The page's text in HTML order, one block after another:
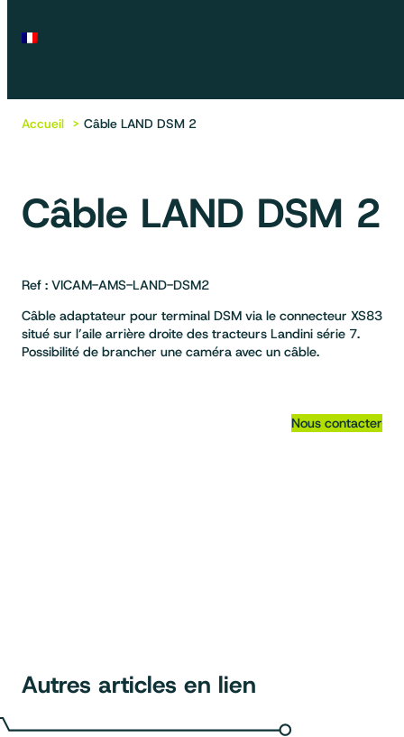
Accueil Câble LAND DSM 2
Câble LAND DSM 2
Ref : VICAM-AMS-LAND-DSM2
Câble adaptateur pour terminal DSM via le connecteur XS83
situé sur l’aile arrière droite des tracteurs Landini série 7.
Possibilité de brancher une caméra avec un câble.
Nous contacter
Autres articles en lien